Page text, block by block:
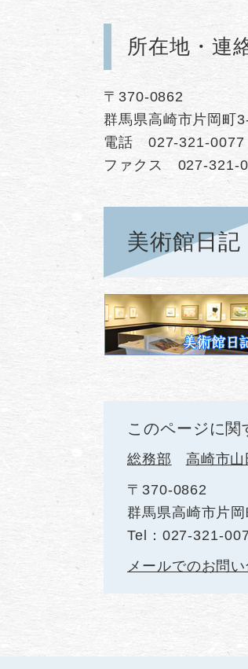
所在地・連
〒370-0862
群馬県高崎市片岡町
電話 027-321-0077
ファクス 027-321-
美術館日記
このページに関
総務部 高崎市
〒370-0862
群馬県高崎市片
Tel：027-321-
メールでのお問